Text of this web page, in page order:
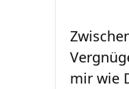
mir wie